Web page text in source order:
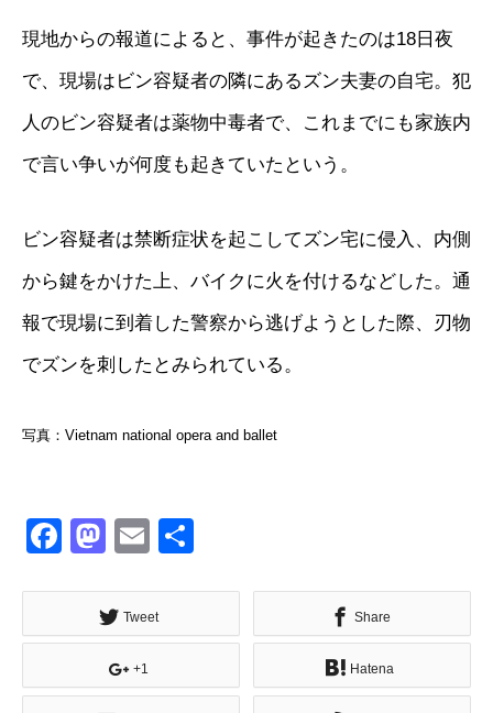
現地からの報道によると、事件が起きたのは18日夜
で、現場はビン容疑者の隣にあるズン夫妻の自宅。犯
人のビン容疑者は薬物中毒者で、これまでにも家族内
で言い争いが何度も起きていたという。
ビン容疑者は禁断症状を起こしてズン宅に侵入、内側
から鍵をかけた上、バイクに火を付けるなどした。通
報で現場に到着した警察から逃げようとした際、刃物
でズンを刺したとみられている。
写真：Vietnam national opera and ballet
Facebook
Mastodon
Email
Tweet Share
+1 Hatena